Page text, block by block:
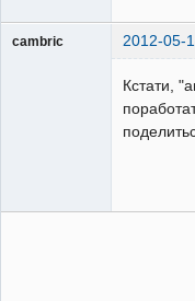
cambric 2012-05-
Кстати,